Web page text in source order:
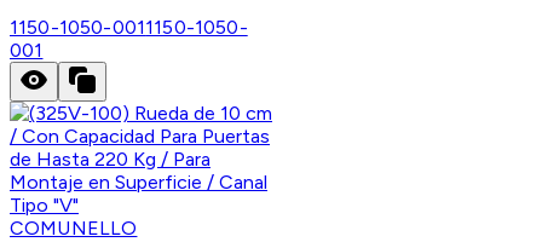
1150-1050-0011150-1050-
001
COMUNELLO